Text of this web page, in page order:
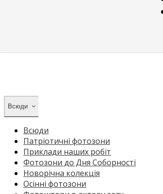
Всюди
Всюди
Патріотичні фотозони
Приклади наших робіт
Фотозони до Дня Соборності
Новорічна колекція
Осінні фотозони